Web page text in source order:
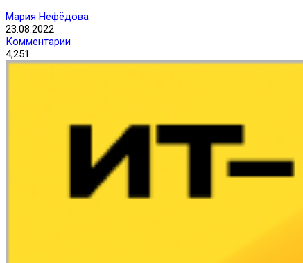
Мария Нефёдова
23.08.2022
Комментарии
4,251